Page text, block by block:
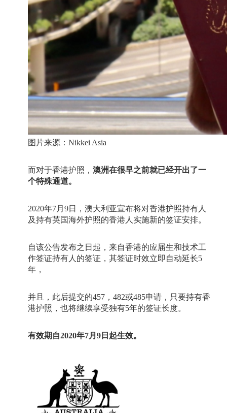
图片来源： Nikkei Asia
而对于香港护照， 澳洲在很早之前就已经开出了一
个特殊通道。
2020年7月 9日，澳大利亚宣布将对香港护照持有人
及持有英国海外护照的香港人实施新的签证安排。
自该公告发布之日起，来自香港的应届生和技术工
作签证持有人的签证，其签证时效立即自动延长5
年，
并且，此后提交的457 ， 482或485申请，只要持有香
港护照，也将继续享受独有5年的签证长度。
有效期自2020年7月 9 日起生效。